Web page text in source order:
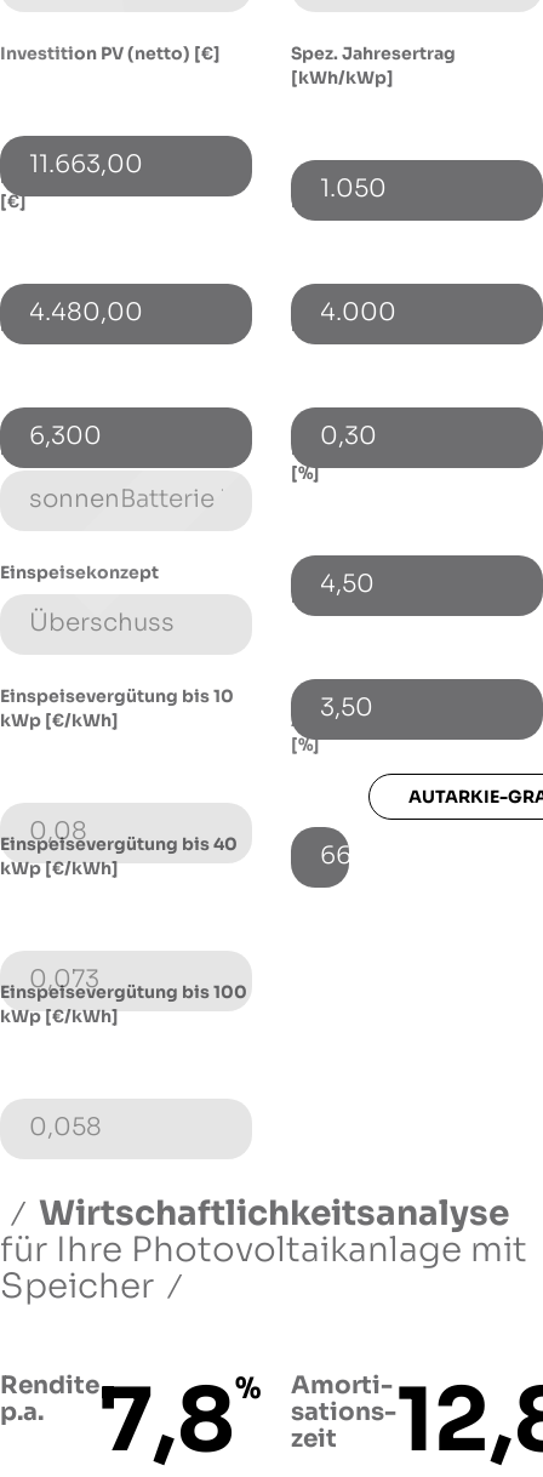
Investition PV (netto) [€]
11.663,00
Investition Speicher (netto)
[€]
4.480,00
PV-Leistung [kWp]
6,300
Energiespeicher (Typ)
Einspeisekonzept
Einspeisevergütung bis 10
kWp [€/kWh]
0,08
Einspeisevergütung bis 40
kWp [€/kWh]
0,073
Einspeisevergütung bis 100
kWp [€/kWh]
0,058
Spez. Jahresertrag
[kWh/kWp]
1.050
Energieverbrauch [kWh]
4.000
Bezugspreis [€/kWh]
0,30
Energiepreissteigerung p.a.
[%]
4,50
Fremdkapitalzinssatz [%]
3,50
Autarkie-Grad mit Speicher
[%]
66
AUTARKIE-
Wirtschaftlichkeitsanalyse
für Ihre Photovoltaikanlage mit
Speicher
Rendite
p.a.
7,8%
Amorti­
sations­
zeit